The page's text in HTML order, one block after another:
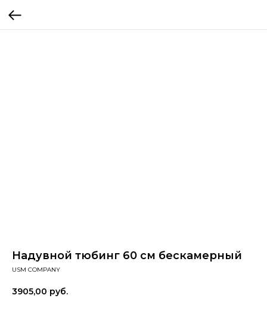
Надувной тюбинг 60 см бескамерный
USM COMPANY
3905,00 руб.